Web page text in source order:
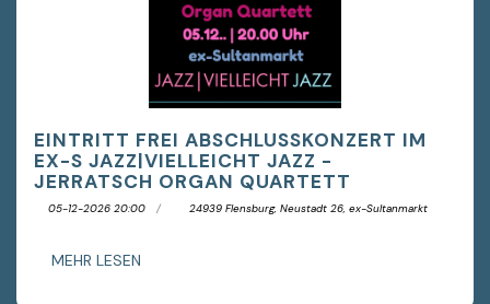
EINTRITT FREI ABSCHLUSSKONZERT IM
EX-S JAZZ|VIELLEICHT JAZZ -
JERRATSCH ORGAN QUARTETT
05-12-2026 20:00 24939 Flensburg, Neustadt 26, ex-Sultanmarkt
MEHR LESEN